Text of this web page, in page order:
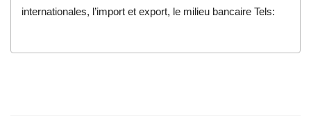
internationales, l’import et export, le milieu bancaire Tels: